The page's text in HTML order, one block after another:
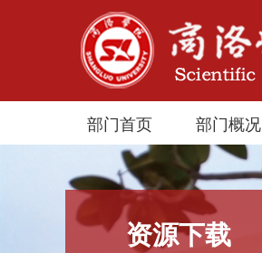
部门首页 部门概况
资源下载